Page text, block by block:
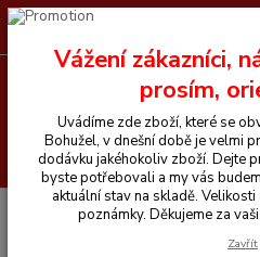
+420 605 255 500
Vitamíny a krmiva pro koně
Vážení zákazníci,
prosím,
Uvádíme zde zboží, které se
Bohužel, v dnešní době je velmi
dodávku jakéhokoliv zboží. Dejte
byste potřebovali a my vás
aktuální stav na skladě.
poznámky. Děkujeme za
Zavřít